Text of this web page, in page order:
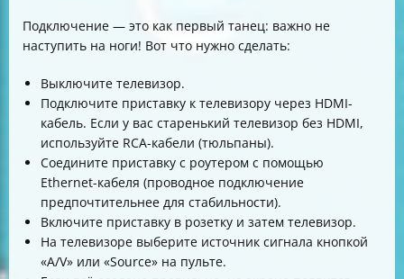
Подключение — это как первый танец: важно не
наступить на ноги! Вот что нужно сделать:
Выключите телевизор.
Подключите приставку к телевизору через HDMI-
кабель. Если у вас старенький телевизор без HDMI,
используйте RCA-кабели (тюльпаны).
Соедините приставку с роутером с помощью
Ethernet-кабеля (проводное подключение
предпочтительнее для стабильности).
Включите приставку в розетку и затем телевизор.
На телевизоре выберите источник сигнала кнопкой
«A/V» или «Source» на пульте.